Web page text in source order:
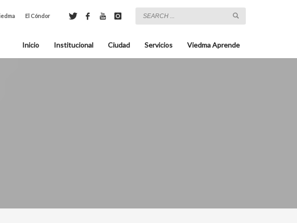
El Cóndor
Inicio Institucional Ciudad Servicios Viedma Aprende